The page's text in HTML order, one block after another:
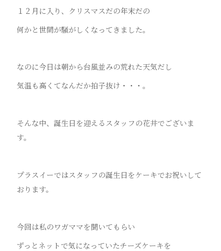
１２月に入り、クリスマスだの年末だの
何かと世間が騒がしくなってきました。
なのに今日は朝から台風並みの荒れた天気だし
気温も高くてなんだか拍子抜け・・・。
そんな中、誕生日を迎えるスタッフの花井でございま
す。
プラスイーではスタッフの誕生日をケーキでお祝いして
おります。
今回は私のワガママを聞いてもらい
ずっとネットで気になっていたチーズケーキを